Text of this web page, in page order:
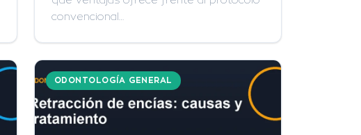
convencional…
ODONTOLOGÍA GENERAL